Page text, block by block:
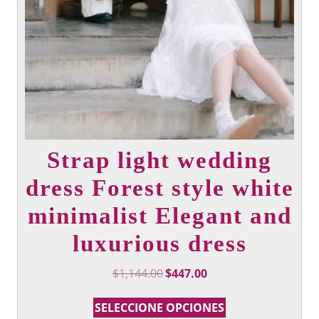
página
producto
Strap light wedding
dress Forest style white
minimalist Elegant and
luxurious dress
$1,144.00Precio
era:
$1,144.00.
$447.00Precio
$447.00.
SELECCIONE OPCIONES